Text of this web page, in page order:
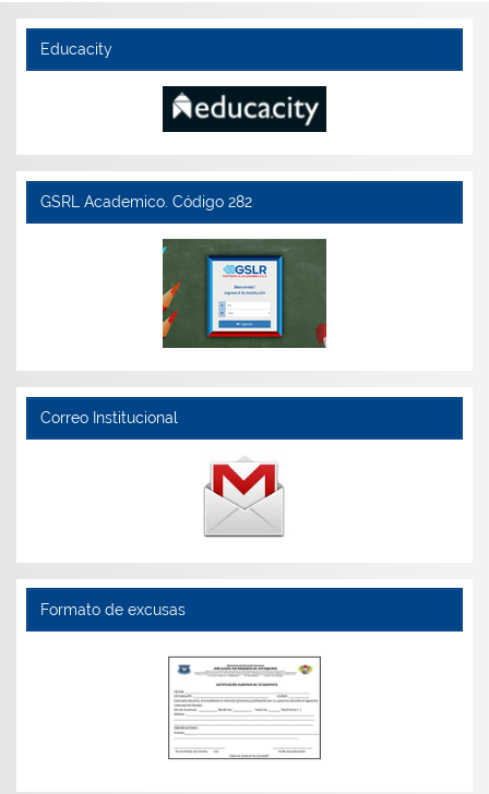
Educacity
GSRL Academico. Código 282
Correo Institucional
Formato de excusas